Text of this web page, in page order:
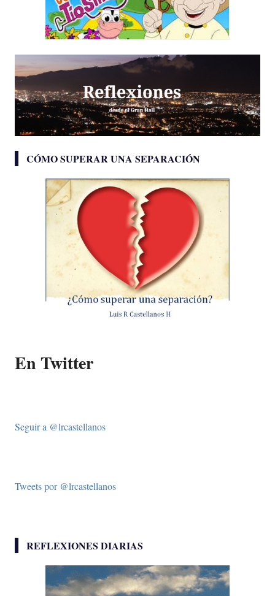
CÓMO SUPERAR UNA SEPARACIÓN
En Twitter
Seguir a @lrcastellanos
Tweets por @lrcastellanos
REFLEXIONES DIARIAS